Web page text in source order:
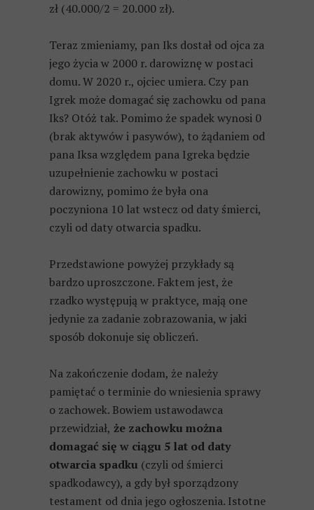
zł (40.000/2 = 20.000 zł).
Teraz zmieniamy, pan Iks dostał od ojca za
jego życia w 2000 r. darowiznę w postaci
domu. W 2020 r., ojciec umiera. Czy pan
Igrek może domagać się zachowku od pana
Iks? Otóż tak. Pomimo że spadek wynosi 0
(brak aktywów i pasywów), to żądaniem od
pana Iksa względem pana Igreka będzie
uzupełnienie zachowku w postaci
darowizny, pomimo że była ona
poczyniona 10 lat wstecz od daty śmierci,
czyli od daty otwarcia spadku.
Przedstawione powyżej przykłady są
bardzo uproszczone. Faktem jest, że
rzadko występują w praktyce, mają one
jedynie za zadanie zobrazowania, w jaki
sposób dokonuje się obliczeń.
Na zakończenie dodam, że należy
pamiętać o terminie do wniesienia sprawy
o zachowek. Bowiem ustawodawca
przewidział, że zachowku można
domagać się w ciągu 5 lat od daty
otwarcia spadku (czyli od śmierci
spadkodawcy), a gdy był sporządzony
testament od dnia jego ogłoszenia. Istotne